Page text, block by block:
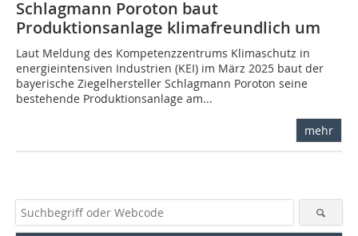
Schlagmann Poroton baut
Produktionsanlage klimafreundlich um
Laut Meldung des Kompetenzzentrums Klimaschutz in
energieintensiven Industrien (KEI) im März 2025 baut der
bayerische Ziegelhersteller Schlagmann Poroton seine
bestehende Produktionsanlage am...
mehr